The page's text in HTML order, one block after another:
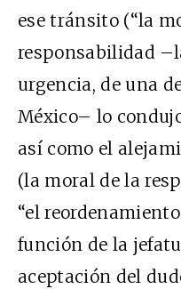
ese tránsito (“la
responsabilidad
urgencia, de una
México– lo
así como el
(la moral de la
“el
función de la
aceptación del